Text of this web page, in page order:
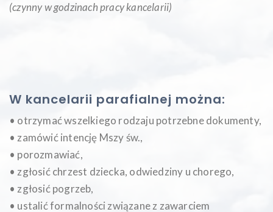
(czynny w godzinach pracy kancelarii)
W kancelarii parafialnej można:
• otrzymać wszelkiego rodzaju potrzebne dokumenty,
• zamówić intencję Mszy św.,
• porozmawiać,
• zgłosić chrzest dziecka, odwiedziny u chorego,
• zgłosić pogrzeb,
• ustalić formalności związane z zawarciem